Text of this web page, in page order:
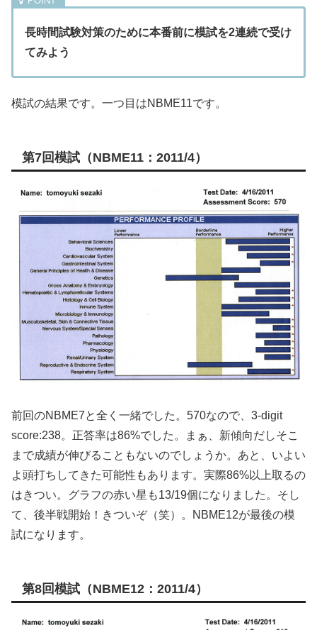
長時間試験対策のために本番前に模試を2連続で受け
てみよう
模試の結果です。一つ目はNBME11です。
第7回模試（NBME11：2011/4）
前回のNBME7と全く一緒でした。570なので、3-digit
score:238。正答率は86%でした。まぁ、新傾向だしそこ
まで成績が伸びることもないのでしょうか。あと、いよい
よ頭打ちしてきた可能性もあります。実際86%以上取るの
はきつい。グラフの赤い星も13/19個になりました。そし
て、後半戦開始！きついぞ（笑）。NBME12が最後の模
試になります。
第8回模試（NBME12：2011/4）